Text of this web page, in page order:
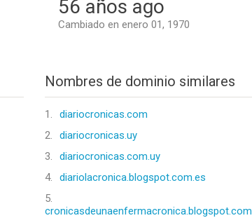
56 años ago
Cambiado en enero 01, 1970
Nombres de dominio similares
1.
diariocronicas.com
2.
diariocronicas.uy
3.
diariocronicas.com.uy
4.
diariolacronica.blogspot.com.es
5.